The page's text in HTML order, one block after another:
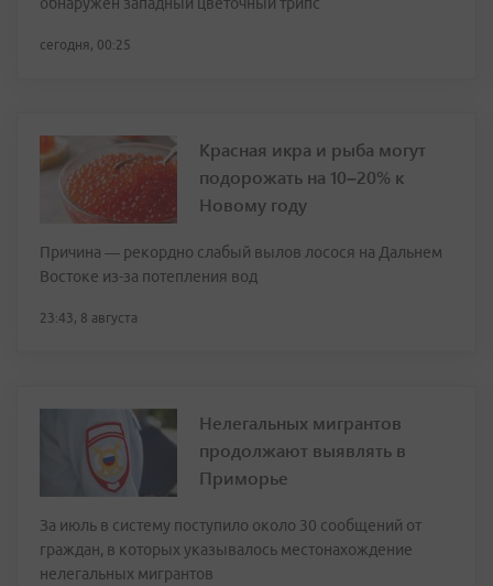
обнаружен западный цветочный трипс
сегодня, 00:25
Красная икра и рыба могут
подорожать на 10–20% к
Новому году
Причина — рекордно слабый вылов лосося на Дальнем
Востоке из-за потепления вод
23:43, 8 августа
Нелегальных мигрантов
продолжают выявлять в
Приморье
За июль в систему поступило около 30 сообщений от
граждан, в которых указывалось местонахождение
нелегальных мигрантов